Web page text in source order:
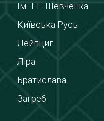
Ім. Т.Г. Шевченка
Київська Русь
Лейпциг
Ліра
Братислава
Загреб